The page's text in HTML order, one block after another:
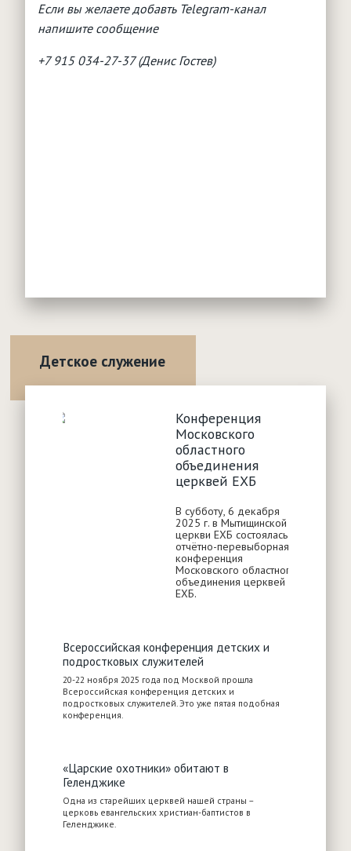
Если вы желаете добавть Telegram-канал
напишите сообщение
+7 915 034-27-37 (Денис Гостев)
Детское служение
Конференция
Московского
областного
объединения
церквей ЕХБ
В субботу, 6 декабря
2025 г. в Мытищинской
церкви ЕХБ состоялась
отчётно-перевыборная
конференция
Московского областного
объединения церквей
ЕХБ.
Всероссийская конференция детских и
подростковых служителей
20-22 ноября 2025 года под Москвой прошла
Всероссийская конференция детских и
подростковых служителей. Это уже пятая подобная
конференция.
«Царские охотники» обитают в
Геленджике
Одна из старейших церквей нашей страны –
церковь евангельских христиан-баптистов в
Геленджике.